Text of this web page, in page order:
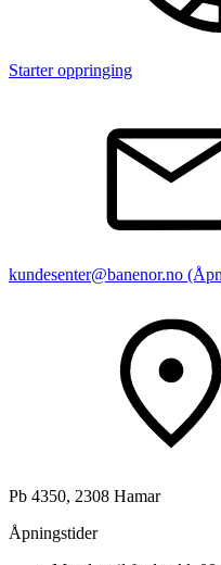
Starter oppringing
kundesenter@banenor.no
Pb 4350, 2308 Hamar
Åpningstider